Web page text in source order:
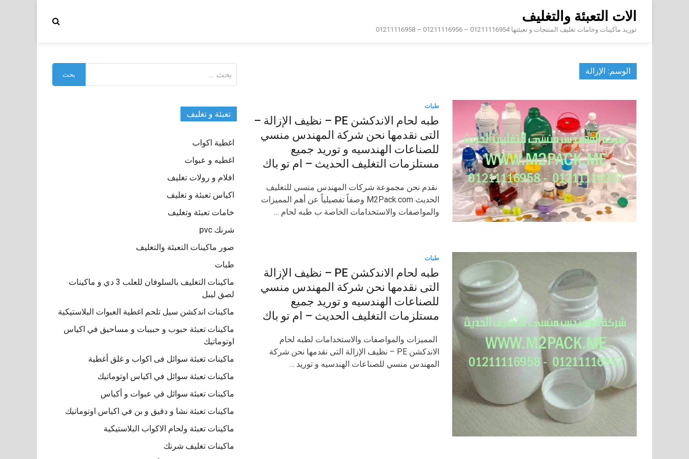
content
الات التعبئة والتغليف
توريد ماكينات وخامات تغليف المنتجات و تعبئتها 01211116954 – 01211116956 – 01211116958
الوسم: الإزالة
طبات
طبه لحام الاندكشن PE – نظيف الإزالة –
التى نقدمها نحن شركة المهندس منسي
للصناعات الهندسيه و توريد جميع
مستلزمات التغليف الحديث – ام تو باك
نقدم نحن مجموعة شركات المهندس منسي للتغليف
الحديث M2Pack.com وصفاً تفصيلياً عن أهم المميزات
والمواصفات والاستخدامات الخاصة ب طبه لحام …
طبات
طبه لحام الاندكشن PE – نظيف الإزالة
التى نقدمها نحن شركة المهندس منسي
للصناعات الهندسيه و توريد جميع
مستلزمات التغليف الحديث – ام تو باك
المميزات والمواصفات والاستخدامات لطبه لحام
الاندكشن PE – نظيف الإزالة التى نقدمها نحن شركة
المهندس منسي للصناعات الهندسيه و توريد …
عن:
تعبئة و تغليف
اغطية اكواب
اغطيه و عبوات
افلام و رولات تغليف
اكياس تعبئة و تغليف
خامات تعبئة وتغليف
شرنك pvc
صور ماكينات التعبئة والتغليف
طبات
ماكينات التغليف بالسلوفان للعلب 3 دي و ماكينات
لصق ليبل
ماكينات اندكشن سيل تلحم اغطية العبوات البلاستيكية
ماكينات تعبئة حبوب و حبيبات و مساحيق في اكياس
اوتوماتيك
ماكينات تعبئة سوائل فى اكواب و غلق أغطية
ماكينات تعبئة سوائل في اكياس اوتوماتيك
ماكينات تعبئة سوائل في عبوات و أكياس
ماكينات تعبئة نشا و دقيق و بن في اكياس اوتوماتيك
ماكينات تعبئة ولحام الاكواب البلاستيكية
ماكينات تغليف شرنك